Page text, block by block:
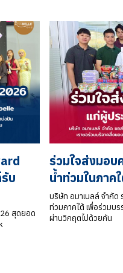
บ
สุดยอด
ร่วมใจส่งมอบ
น้ำท่วมในภาค
บริษัท อมาเบลล์ จำกัด
ท่วมภาคใต้ เพื่อร่วมบร
ผ่านวิกฤตไปด้วยกัน